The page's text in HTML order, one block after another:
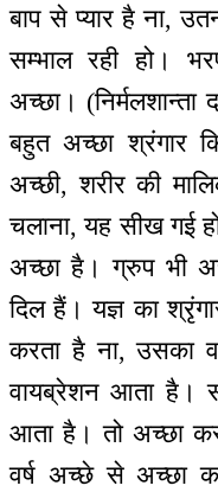
बाप से प्यार है ना,
सम्भाल रही हो।
अच्छा।
बहुत अच्छा श्रंगार
अच्छी, शरीर की
चलाना, यह सीख गई
अच्छा है। ग्रुप भी
दिल हैं। यज्ञ का
करता है ना, उसका
वायब्रेशन आता है।
आता है। तो अच्छा
वर्ष अच्छे से अच्छा